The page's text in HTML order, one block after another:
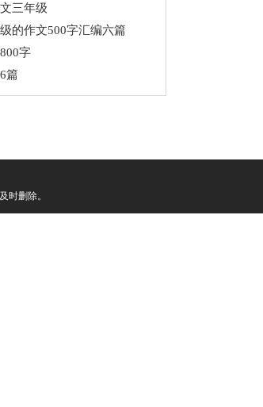
三年级
级的作文500字汇编六篇
字
篇
时删除。